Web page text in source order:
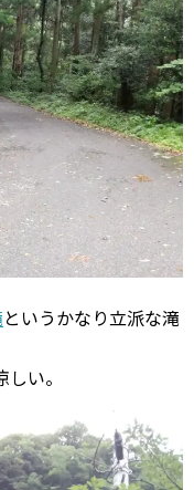
というかなり立派な滝
い。